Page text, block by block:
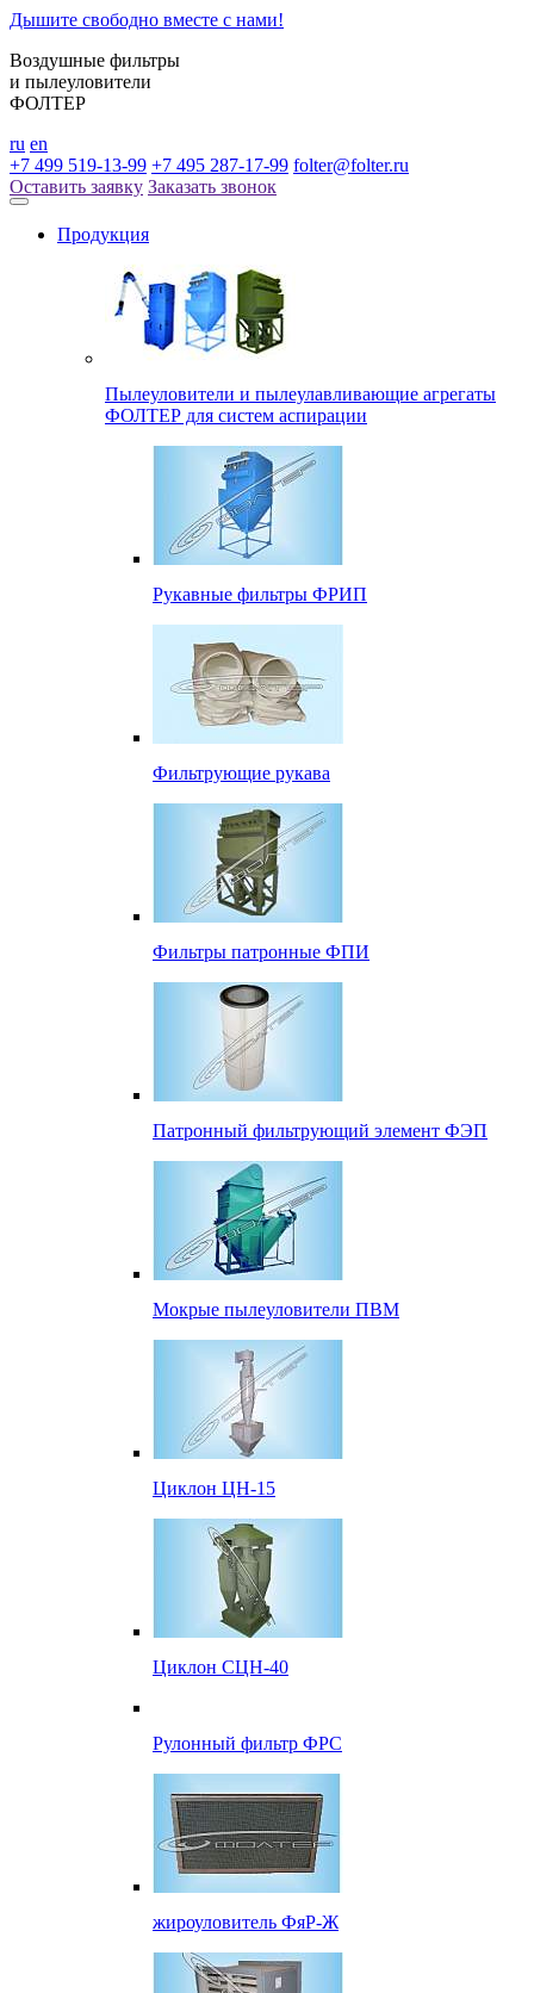
Дышите свободно вместе с нами!
Воздушные фильтры
и пылеуловители
ФОЛТЕР
ru en
+7 499 519-13-99 +7 495 287-17-99 folter@folter.ru
Оставить заявку Заказать звонок
Продукция
Пылеуловители и пылеулавливающие агрегаты
ФОЛТЕР для систем аспирации
Рукавные фильтры ФРИП
Фильтрующие рукава
Фильтры патронные ФПИ
Патронный фильтрующий элемент ФЭП
Мокрые пылеуловители ПВМ
Циклон ЦН-15
Циклон СЦН-40
Рулонный фильтр ФРС
жироуловитель ФяР-Ж